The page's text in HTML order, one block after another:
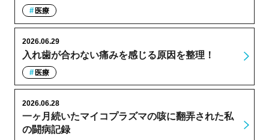
医療
入れ歯が合わない痛みを感じる原因を整理！
2026.06.29
医療
一ヶ月続いたマイコプラズマの咳に翻弄された私
の闘病記録
2026.06.28